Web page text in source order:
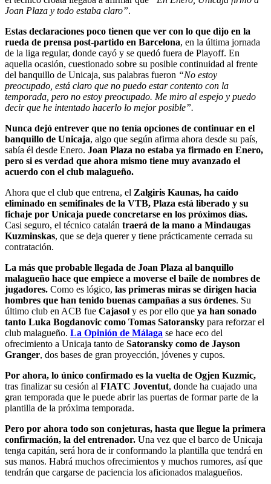
Joan Plaza y todo estaba claro”.
Estas declaraciones poco tienen que ver con lo que dijo en la
rueda de prensa post-partido en Barcelona, en la última jornada
de la liga regular, donde cayó y se quedó fuera de Playoff. En
aquella ocasión, cuestionado sobre su posible continuidad al frente
del banquillo de Unicaja, sus palabras fueron “No estoy
preocupado, está claro que no puedo estar contento con la
temporada, pero no estoy preocupado. Me miro al espejo y puedo
decir que he intentado hacerlo lo mejor posible”.
Nunca dejó entrever que no tenía opciones de continuar en el
banquillo de Unicaja, algo que según afirma ahora desde su país,
sabía él desde Enero. Joan Plaza no estaba ya firmado en Enero,
pero si es verdad que ahora mismo tiene muy avanzado el
acuerdo con el club malagueño.
Ahora que el club que entrena, el Zalgiris Kaunas, ha caído
eliminado en semifinales de la VTB, Plaza está liberado y su
fichaje por Unicaja puede concretarse en los próximos días.
Casi seguro, el técnico catalán traerá de la mano a Mindaugas
Kuzminskas, que se deja querer y tiene prácticamente cerrada su
contratación.
La más que probable llegada de Joan Plaza al banquillo
malagueño hace que empiece a moverse el baile de nombres de
jugadores. Como es lógico, las primeras miras se dirigen hacia
hombres que han tenido buenas campañas a sus órdenes. Su
último club en ACB fue Cajasol y es por ello que ya han sonado
tanto Luka Bogdanovic como Tomas Satoransky para reforzar el
club malagueño. La Opinión de Málaga se hace eco del
ofrecimiento a Unicaja tanto de Satoransky como de Jayson
Granger, dos bases de gran proyección, jóvenes y cupos.
Por ahora, lo único confirmado es la vuelta de Ogjen Kuzmic,
tras finalizar su cesión al FIATC Joventut, donde ha cuajado una
gran temporada que le puede abrir las puertas de formar parte de la
plantilla de la próxima temporada.
Pero por ahora todo son conjeturas, hasta que llegue la primera
confirmación, la del entrenador. Una vez que el barco de Unicaja
tenga capitán, será hora de ir conformando la plantilla que tendrá en
sus manos. Habrá muchos ofrecimientos y muchos rumores, así que
tendrán que cargarse de paciencia los aficionados malagueños.